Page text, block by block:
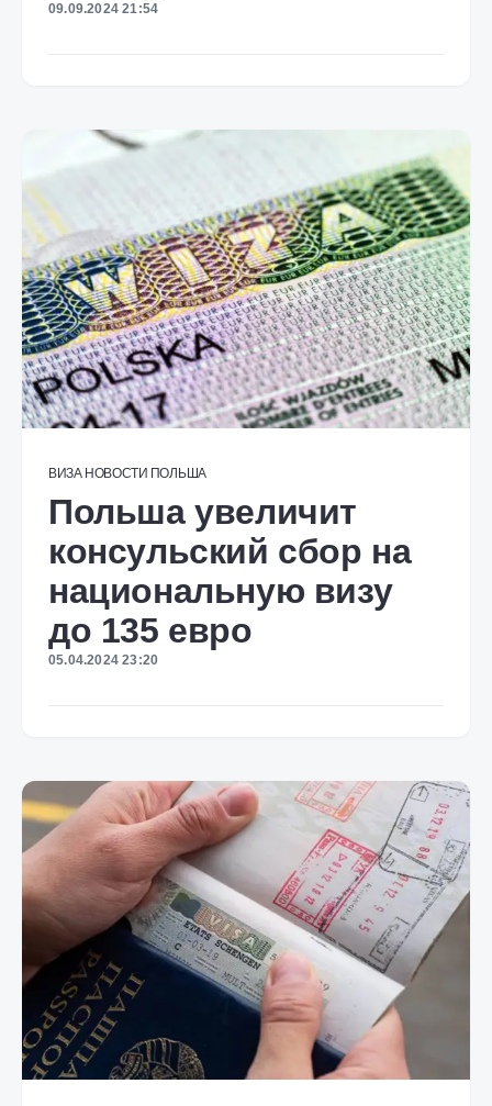
09.09.2024 21:54
ВИЗА НОВОСТИ ПОЛЬША
Польша увеличит
консульский сбор на
национальную визу
до 135 евро
05.04.2024 23:20